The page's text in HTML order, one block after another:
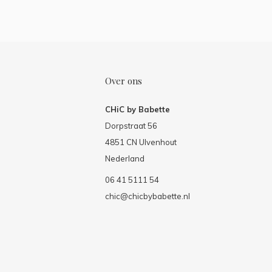
Over ons
CHiC by Babette
Dorpstraat 56
4851 CN Ulvenhout
Nederland
06 41 5111 54
chic@chicbybabette.nl